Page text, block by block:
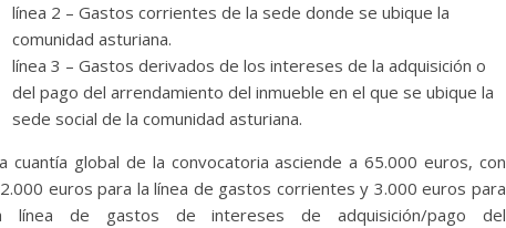
línea 2 – Gastos corrientes de la sede donde se ubique la
comunidad asturiana.
línea 3 – Gastos derivados de los intereses de la adquisición o
del pago del arrendamiento del inmueble en el que se ubique la
sede social de la comunidad asturiana.
cuantía global de la convocatoria asciende a 65.000 euros, con
euros para la línea de gastos corrientes y 3.000 euros para
línea de gastos de intereses de adquisición/pago del